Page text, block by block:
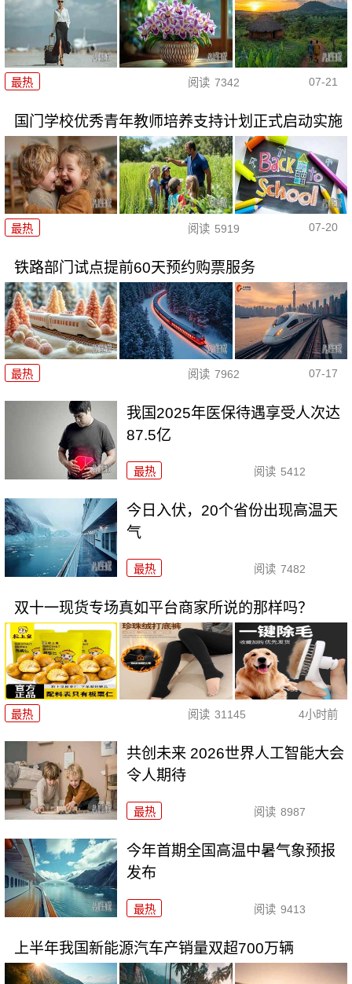
最热 阅读 7342 07-21
国门学校优秀青年教师培养支持计划正式启动实施
最热 阅读 5919 07-20
铁路部门试点提前60天预约购票服务
最热 阅读 7962 07-17
我国2025年医保待遇享受人次达
87.5亿
最热 阅读 5412
今日入伏，20个省份出现高温天
气
最热 阅读 7482
双十一现货专场真如平台商家所说的那样吗？
最热 阅读 31145 4小时前
共创未来 2026世界人工智能大会
令人期待
最热 阅读 8987
今年首期全国高温中暑气象预报
发布
最热 阅读 9413
上半年我国新能源汽车产销量双超700万辆